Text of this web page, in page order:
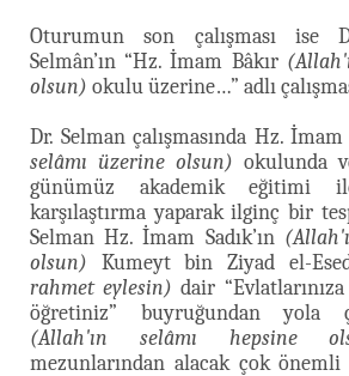
Oturumun son çalışması ise
Selmân’ın “Hz. İmam Bâkır
olsun) okulu üzerine…” adlı
Dr. Selman çalışmasında Hz. İmam
selâmı üzerine olsun) okulunda
günümüz akademik eğitimi
karşılaştırma yaparak ilginç bir
Selman Hz. İmam Sadık’ın
olsun) Kumeyt bin Ziyad el-
rahmet eylesin) dair
öğretiniz” buyruğundan yola
(Allah'ın selâmı hepsine
mezunlarından alacak çok